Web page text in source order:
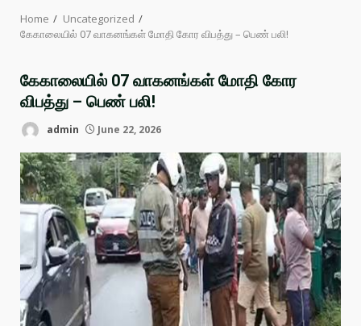
Home
Uncategorized
கேகாலையில் 07 வாகனங்கள் மோதி கோர விபத்து – பெண் பலி!
கேகாலையில் 07 வாகனங்கள் மோதி கோர
விபத்து – பெண் பலி!
admin June 22, 2026